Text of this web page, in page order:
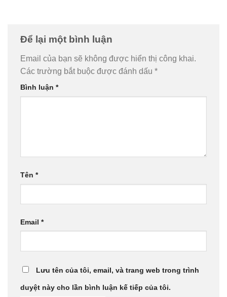
Để lại một bình luận
Email của bạn sẽ không được hiển thị công khai.
Các trường bắt buộc được đánh dấu *
Bình luận *
Tên *
Email *
Lưu tên của tôi, email, và trang web trong trình
duyệt này cho lần bình luận kế tiếp của tôi.